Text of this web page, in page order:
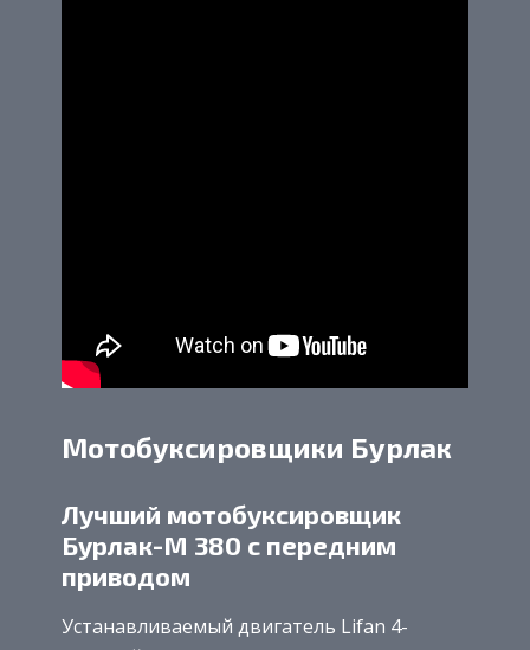
Мотобуксировщики Бурлак
Лучший мотобуксировщик
Бурлак-М 380 с передним
приводом
Устанавливаемый двигатель Lifan 4-